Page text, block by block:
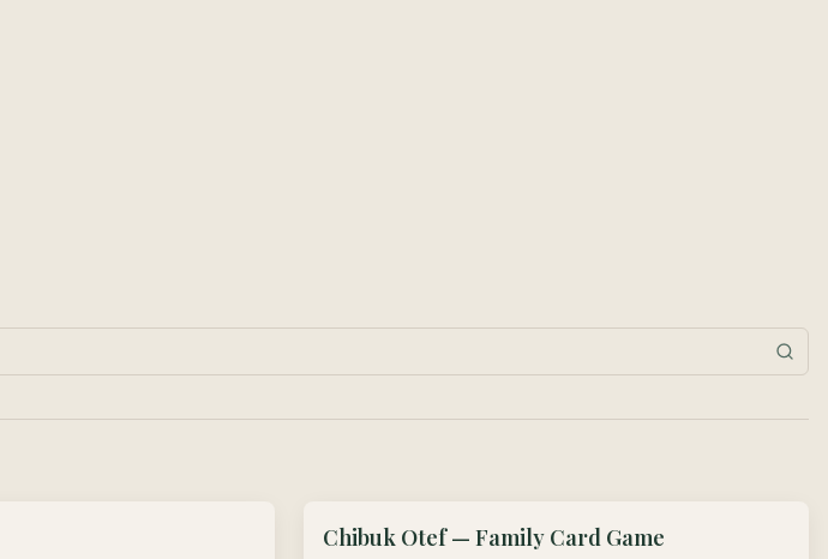
Chibuk Otef — Family Card Game